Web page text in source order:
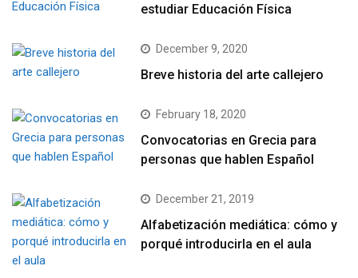
estudiar Educación Física
December 9, 2020
Breve historia del arte callejero
February 18, 2020
Convocatorias en Grecia para
personas que hablen Español
December 21, 2019
Alfabetización mediática: cómo y
porqué introducirla en el aula